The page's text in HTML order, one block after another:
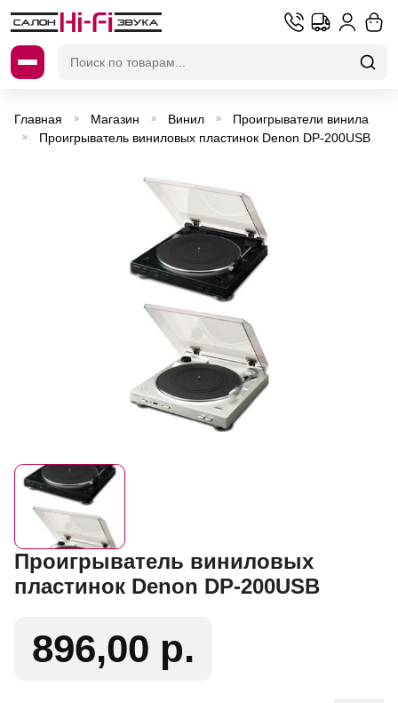
Главная » Магазин » Винил » Проигрыватели винила
» Проигрыватель виниловых пластинок Denon DP-200USB
Проигрыватель виниловых
пластинок Denon DP-200USB
896,00 р.